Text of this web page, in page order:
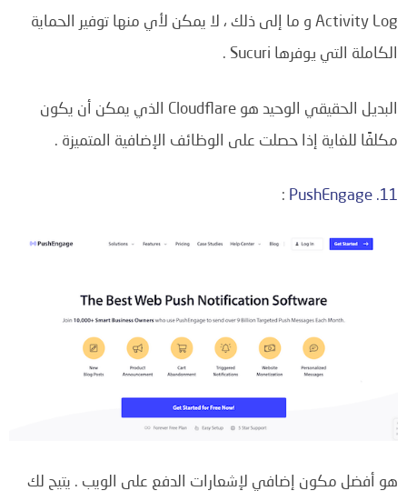
Activity Log و ما إلى ذلك ، لا يمكن لأي منها توفير الحماية
الكاملة التي يوفرها Sucuri .
البديل الحقيقي الوحيد هو Cloudflare الذي يمكن أن يكون
مكلفًا للغاية إذا حصلت على الوظائف الإضافية المتميزة .
11. PushEngage
:
هو أفضل مكون إضافي لإشعارات الدفع على الويب . يتيح لك